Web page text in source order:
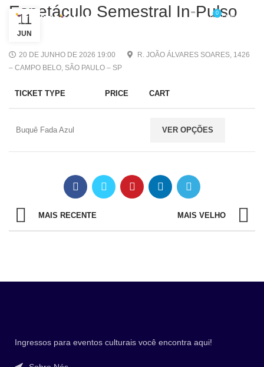
0
/ R$0,00
Espetáculo Semestral In-Pulso
11
JUN
20 DE JUNHO DE 2026 19:00
R. JOÃO ÁLVARES SOARES, 1426
– CAMPO BELO, SÃO PAULO – SP
TICKET TYPE PRICE CART
Buquê Fada Azul VER OPÇÕES
MAIS RECENTE MAIS VELHO
Ingressos para eventos culturais você encontra aqui!